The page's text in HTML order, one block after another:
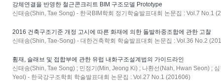
강체연결을 반영한 철근콘크리트 BIM 구조모델 Prototype
신태송(Shin, Tae Song) - 한국BIM학회 정기학술발표대회 논문집 : Vol.7 No.1
2016 건축구조기준 개정 고시에 따른 화재에 의한 돌발하중조합에 관한 고찰
신태송(Shin, Tae-Song) - 대한건축학회 학술발표대회 논문집 : Vol.36 No.2
휨재, 슬래브 및 접합부에 관한 유럽 내화구조설계법의 가이드라인
신태송(Shin, Tae Song) ; 민정기(Min, Jeong Ki) ; 나환선(Nah, Hwan Seon) ;
Yeol) - 한국강구조학회 학술발표대회 논문집 : Vol.27 No.1 (201606)